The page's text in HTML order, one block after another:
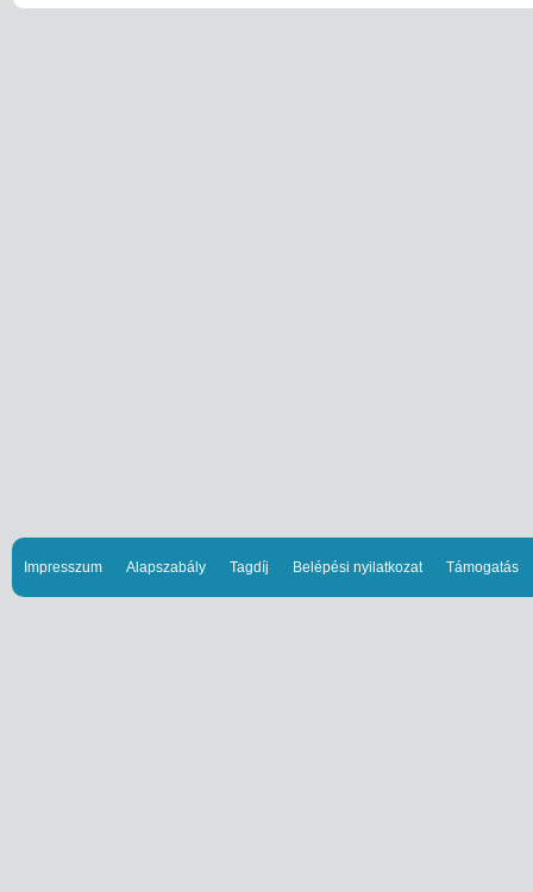
Impresszum Alapszabály Tagdíj Belépési nyilatkozat Támogatás